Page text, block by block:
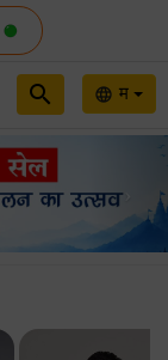
language म
search